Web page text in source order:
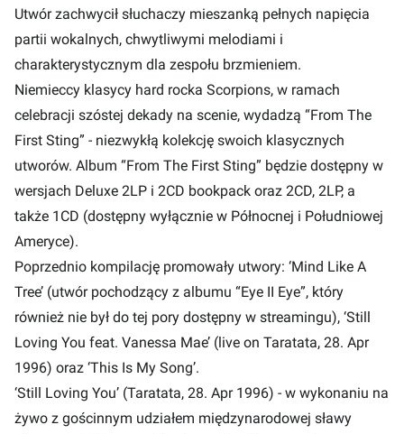
Utwór zachwycił słuchaczy mieszanką pełnych napięcia
partii wokalnych, chwytliwymi melodiami i
charakterystycznym dla zespołu brzmieniem.
Niemieccy klasycy hard rocka Scorpions, w ramach
celebracji szóstej dekady na scenie, wydadzą “From The
First Sting” - niezwykłą kolekcję swoich klasycznych
utworów. Album “From The First Sting” będzie dostępny w
wersjach Deluxe 2LP i 2CD bookpack oraz 2CD, 2LP, a
także 1CD (dostępny wyłącznie w Północnej i Południowej
Ameryce).
Poprzednio kompilację promowały utwory: ‘Mind Like A
Tree’ (utwór pochodzący z albumu “Eye II Eye”, który
również nie był do tej pory dostępny w streamingu), ‘Still
Loving You feat. Vanessa Mae’ (live on Taratata, 28. Apr
1996) oraz ‘This Is My Song’.
‘Still Loving You’ (Taratata, 28. Apr 1996) - w wykonaniu na
żywo z gościnnym udziałem międzynarodowej sławy